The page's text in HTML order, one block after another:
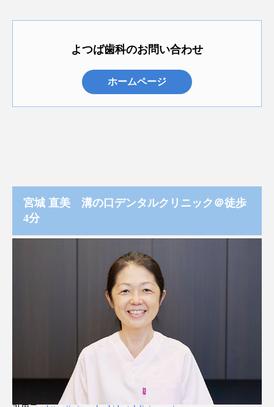
よつば歯科のお問い合わせ
ホームページ
宮城 直美 溝の口デンタルクリニック＠徒歩
4分